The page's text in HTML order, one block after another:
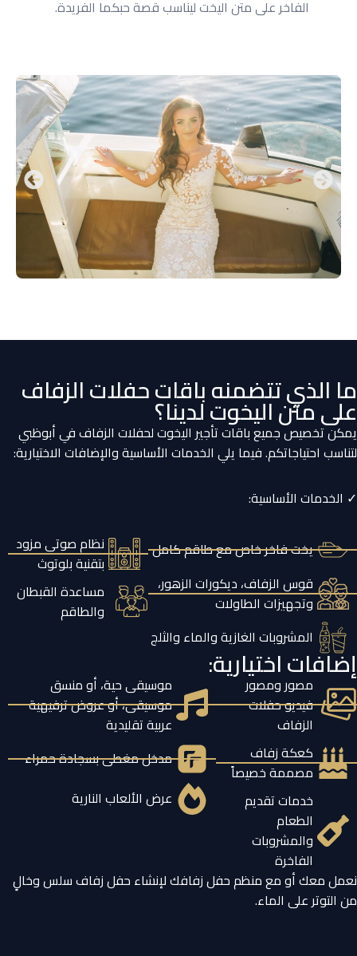
الفاخر على متن اليخت ليناسب قصة حبكما الفريدة.
ما الذي تتضمنه باقات حفلات الزفاف
على متن اليخوت لدينا؟
يمكن تخصيص جميع باقات تأجير اليخوت لحفلات الزفاف في أبوظبي
لتناسب احتياجاتكم. فيما يلي الخدمات الأساسية والإضافات الاختيارية:
✓ الخدمات الأساسية:
يخت فاخر خاص مع طاقم كامل
قوس الزفاف، ديكورات الزهور،
وتجهيزات الطاولات
المشروبات الغازية والماء والثلج
نظام صوتي مزود
بتقنية بلوتوث
مساعدة القبطان
والطاقم
إضافات اختيارية:
مصور ومصور
فيديو حفلات
الزفاف
كعكة زفاف
مصممة خصيصاً
خدمات تقديم
الطعام
والمشروبات
الفاخرة
موسيقى حية، أو منسق
موسيقى، أو عروض ترفيهية
عربية تقليدية
مدخل مغطى بسجادة حمراء
عرض الألعاب النارية
نعمل معك أو مع منظم حفل زفافك لإنشاء حفل زفاف سلس وخالٍ
من التوتر على الماء.